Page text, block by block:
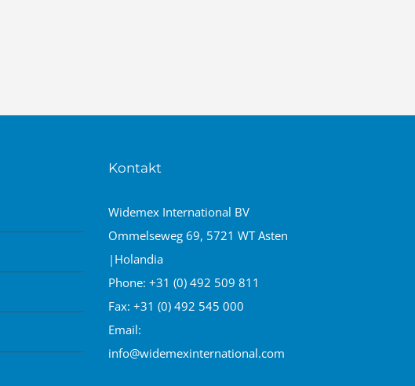
Kontakt
Widemex International BV
Ommelseweg 69, 5721 WT Asten
|Holandia
Phone: +31 (0) 492 509 811
Fax: +31 (0) 492 545 000
Email:
info@widemexinternational.com